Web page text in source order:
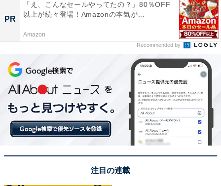
PR
「え、こんなセールやってたの？」80％OFF
以上が続々登場！Amazonの本気が...
Amazon
Recommended by
注目の連載